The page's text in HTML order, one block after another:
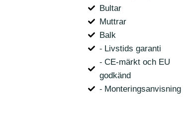
Bultar
Muttrar
Balk
⁃ Livstids garanti
⁃ CE-märkt och EU
godkänd
⁃ Monteringsanvisning